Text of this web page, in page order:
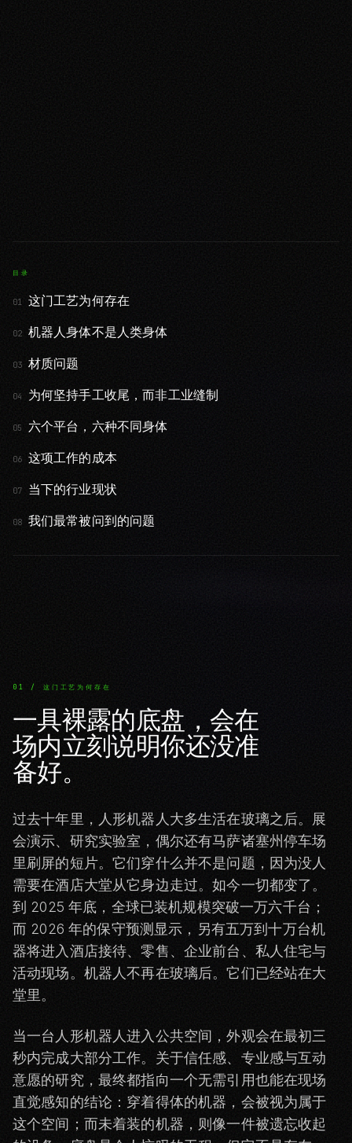
目录
01 这门工艺为何存在
02 机器人身体不是人类身体
03 材质问题
04 为何坚持手工收尾，而非工业缝制
05 六个平台，六种不同身体
06 这项工作的成本
07 当下的行业现状
08 我们最常被问到的问题
01 / 这门工艺为何存在
一具裸露的底盘，会在
场内立刻说明你还没准
备好。
过去十年里，人形机器人大多生活在玻璃之后。展
会演示、研究实验室，偶尔还有马萨诸塞州停车场
里刷屏的短片。它们穿什么并不是问题，因为没人
需要在酒店大堂从它身边走过。如今一切都变了。
到 2025 年底，全球已装机规模突破一万六千台；
而 2026 年的保守预测显示，另有五万到十万台机
器将进入酒店接待、零售、企业前台、私人住宅与
活动现场。机器人不再在玻璃后。它们已经站在大
堂里。
当一台人形机器人进入公共空间，外观会在最初三
秒内完成大部分工作。关于信任感、专业感与互动
意愿的研究，最终都指向一个无需引用也能在现场
直觉感知的结论：穿着得体的机器，会被视为属于
这个空间；而未着装的机器，则像一件被遗忘收起